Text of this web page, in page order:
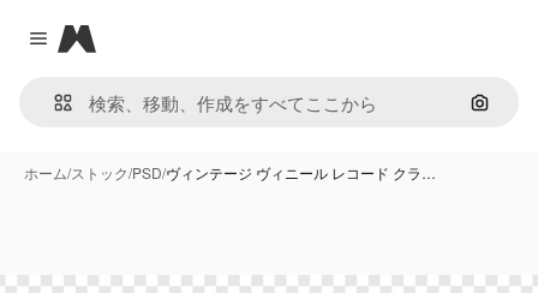
Close menu
Magnific
画像で
ホーム/ストック/PSD/ヴィンテージ ヴィニール レコード クラ…